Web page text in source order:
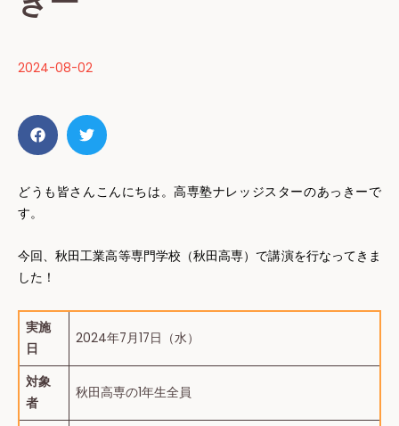
2024-08-02
どうも皆さんこんにちは。高専塾ナレッジスターのあっきーで
す。
今回、秋田工業高等専門学校（秋田高専）で講演を行なってきま
した！
実施
日
2024年7月17日（水）
対象
者
秋田高専の1年生全員